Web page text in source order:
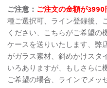
ご注意： ご注文の金額が3990
種ご選択可、ライン登録後、
ください、こちらがご希望の
ケースを送りいたします、弊
がガラス素材、斜めかけスタ
いろありますが、もしさらに
ご希望の場合、ラインでメッ